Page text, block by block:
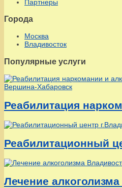
Партнеры
Города
Москва
Владивосток
Популярные услуги
Реабилитация
Реабилитационный
Лечение алкоголизма